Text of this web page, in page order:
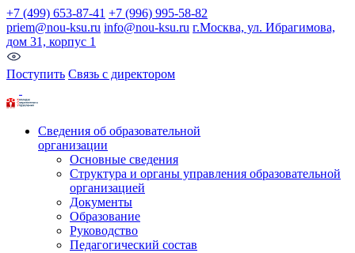
+7 (499) 653-87-41 +7 (996) 995-58-82
priem@nou-ksu.ru info@nou-ksu.ru г.Москва, ул. Ибрагимова,
дом 31, корпус 1
Поступить Связь с директором
Сведения об образовательной
организации
Основные сведения
Структура и органы управления образовательной
организацией
Документы
Образование
Руководство
Педагогический состав